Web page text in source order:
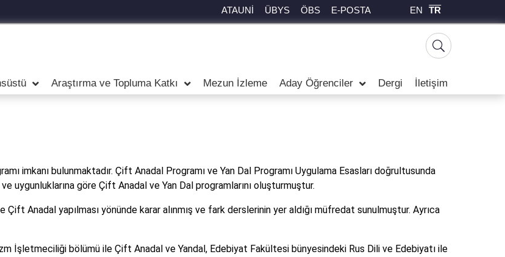
ATAUNİ ÜBYS ÖBS E-POSTA EN TR
Araştırma ve Topluma Katkı Mezun İzleme Aday Öğrenciler Dergi İletişim
imkanı bulunmaktadır. Çift Anadal Programı ve Yan Dal Programı Uygulama Esasları doğrultusunda
uygunluklarına göre Çift Anadal ve Yan Dal programlarını oluşturmuştur.
Anadal yapılması yönünde karar alınmış ve fark derslerinin yer aldığı müfredat sunulmuştur. Ayrıca
İşletmeciliği bölümü ile Çift Anadal ve Yandal, Edebiyat Fakültesi bünyesindeki Rus Dili ve Edebiyatı ile